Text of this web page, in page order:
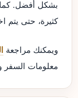
بشكل أفضل. كما
كثيرة، حتى يتم
ويمكنك مراجعة
معلومات السفر